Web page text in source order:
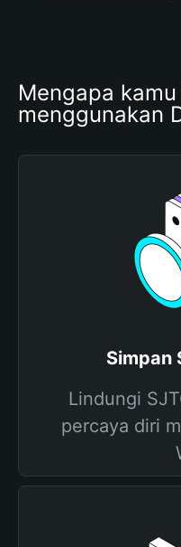
Mengapa
menggunakan
Simpan
Lindungi
percaya diri